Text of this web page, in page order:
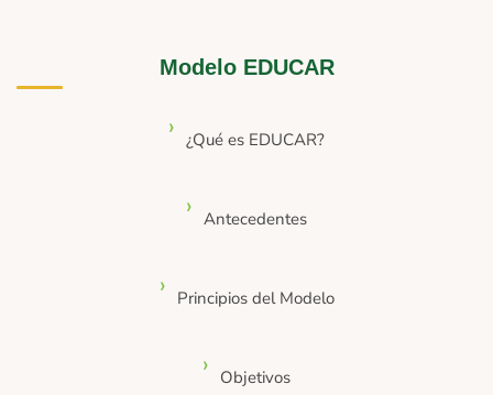
Modelo EDUCAR
¿Qué es EDUCAR?
Antecedentes
Principios del Modelo
Objetivos